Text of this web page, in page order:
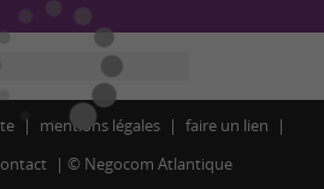
mentions légales
faire un lien
© Negocom Atlantique